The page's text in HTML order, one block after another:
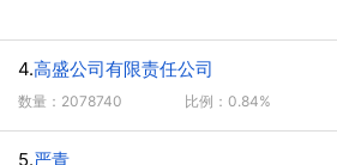
4.高盛公司有限责任公司
数量：2078740 比例：0.84%
5.严青